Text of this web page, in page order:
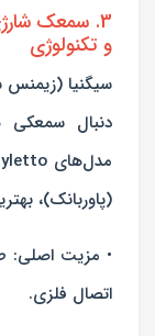
و تکنولوژی
سیگنیا (زیمنس
دنبال سمعکی
(پاوربانک)،
• مزیت اصلی:
اتصال فلزی.